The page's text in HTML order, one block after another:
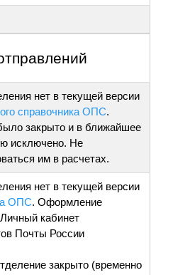
нет в текущей версии
справочника ОПС.
закрыто и в ближайшее
исключено. Не
им в расчетах.
нет в текущей версии
ОПС. Оформление
кабинет
Почты России
закрыто (временно